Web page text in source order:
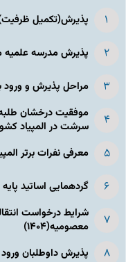
پذیرش(تکمیل
پذیرش مدرسه
مراحل پذیرش و ورود
موفقیت درخشان
سرشت در المپياد
معرفی نفرات برتر
گردهمایی اساتید
شرایط درخواست
معصومیه(۱۴۰۴)
پذیرش داوطلبان ورود به